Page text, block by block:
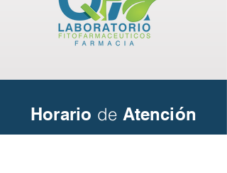
Horario de Atención